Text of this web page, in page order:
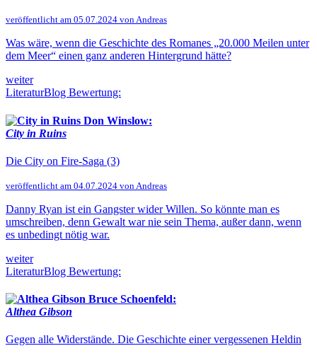
veröffentlicht am 05.07.2024 von Andreas
Was wäre, wenn die Geschichte des Romanes „20.000 Meilen unter
dem Meer“ einen ganz anderen Hintergrund hätte?
weiter
LiteraturBlog Bewertung:
Don Winslow:
City in Ruins
Die City on Fire-Saga (3)
veröffentlicht am 04.07.2024 von Andreas
Danny Ryan ist ein Gangster wider Willen. So könnte man es
umschreiben, denn Gewalt war nie sein Thema, außer dann, wenn
es unbedingt nötig war.
weiter
LiteraturBlog Bewertung:
Bruce Schoenfeld:
Althea Gibson
Gegen alle Widerstände. Die Geschichte einer vergessenen Heldin